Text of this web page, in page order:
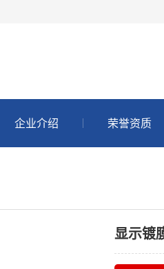
企业介绍 荣誉资质
显示镀